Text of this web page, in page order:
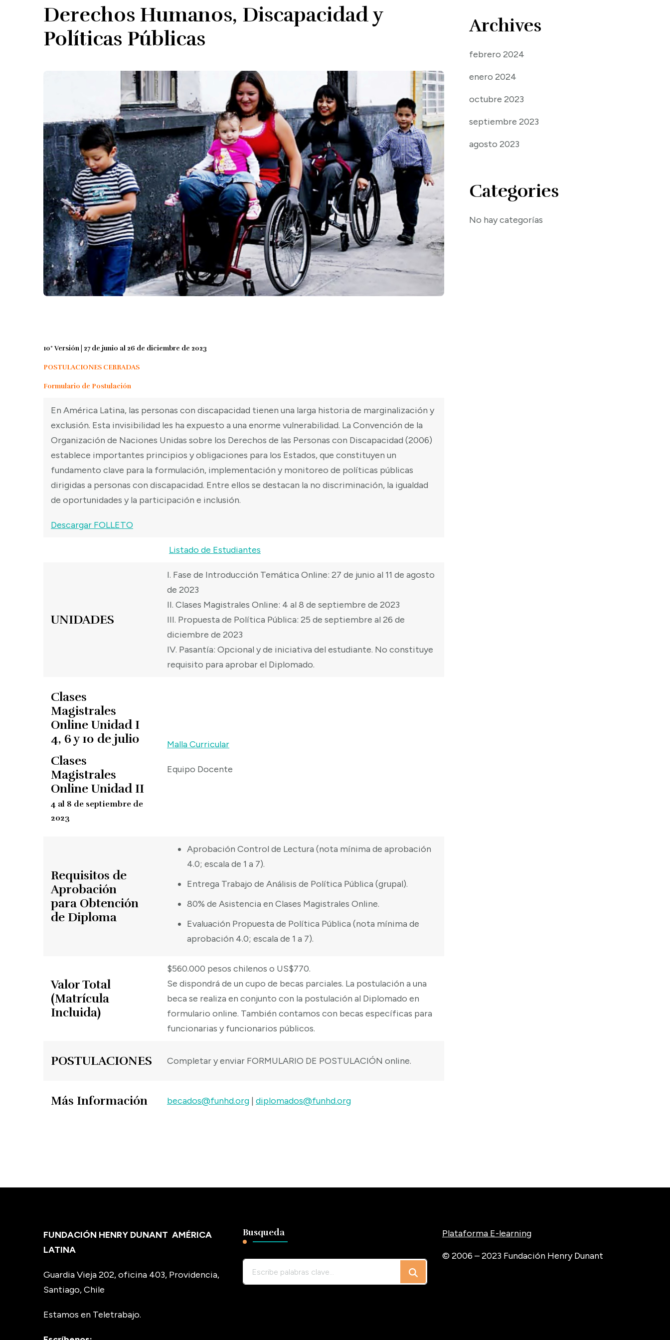
Derechos Humanos, Discapacidad y
Políticas Públicas
10° Versión | 27 de junio al 26 de diciembre de 2023
POSTULACIONES CERRADAS
Formulario de Postulación
En América Latina, las personas con discapacidad tienen una larga historia de marginalización y
exclusión. Esta invisibilidad les ha expuesto a una enorme vulnerabilidad. La Convención de la
Organización de Naciones Unidas sobre los Derechos de las Personas con Discapacidad (2006)
establece importantes principios y obligaciones para los Estados, que constituyen un
fundamento clave para la formulación, implementación y monitoreo de políticas públicas
dirigidas a personas con discapacidad. Entre ellos se destacan la no discriminación, la igualdad
de oportunidades y la participación e inclusión.
Descargar FOLLETO
Listado de Estudiantes
UNIDADES
I. Fase de Introducción Temática Online: 27 de junio al 11 de agosto
de 2023
II. Clases Magistrales Online: 4 al 8 de septiembre de 2023
III. Propuesta de Política Pública: 25 de septiembre al 26 de
diciembre de 2023
IV. Pasantía: Opcional y de iniciativa del estudiante. No constituye
requisito para aprobar el Diplomado.
Clases
Magistrales
Online Unidad I
4, 6 y 10 de julio
Clases
Magistrales
Online Unidad II
4 al 8 de septiembre de
2023
Malla Curricular
Equipo Docente
Requisitos de
Aprobación
para Obtención
de Diploma
Aprobación Control de Lectura (nota mínima de aprobación
4.0; escala de 1 a 7).
Entrega Trabajo de Análisis de Política Pública (grupal).
80% de Asistencia en Clases Magistrales Online.
Evaluación Propuesta de Política Pública (nota mínima de
aprobación 4.0; escala de 1 a 7).
Valor Total
(Matrícula
Incluida)
$560.000 pesos chilenos o US$770.
Se dispondrá de un cupo de becas parciales. La postulación a una
beca se realiza en conjunto con la postulación al Diplomado en
formulario online. También contamos con becas específicas para
funcionarias y funcionarios públicos.
POSTULACIONES Completar y enviar FORMULARIO DE POSTULACIÓN online.
Más Información becados@funhd.org | diplomados@funhd.org
Archives
febrero 2024
enero 2024
octubre 2023
septiembre 2023
agosto 2023
Categories
No hay categorías
FUNDACIÓN HENRY DUNANT AMÉRICA
LATINA
Guardia Vieja 202, oficina 403, Providencia,
Santiago, Chile
Estamos en Teletrabajo.
Busqueda
algo?
Plataforma E-learning
© 2006 – 2023 Fundación Henry Dunant